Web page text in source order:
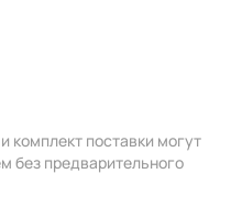
комплект поставки могут
без предварительного